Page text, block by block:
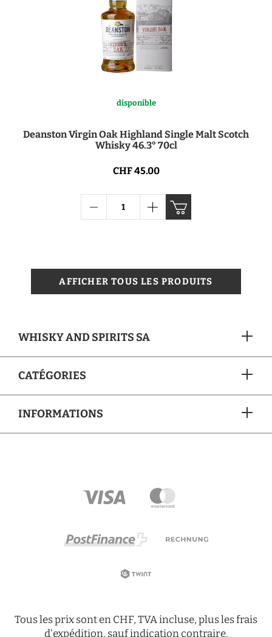
disponible
Deanston Virgin Oak Highland Single Malt Scotch
Whisky 46.3° 70cl
CHF 45.00
AFFICHER TOUS LES PRODUITS
WHISKY AND SPIRITS SA
CATÉGORIES
INFORMATIONS
Tous les prix sont en CHF, TVA incluse, plus les frais
d'expédition, sauf indication contraire.